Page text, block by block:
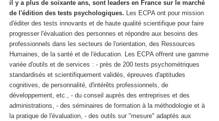
il y a plus de soixante ans, sont leaders en France sur le marché
de l'édition des tests psychologiques. Les ECPA ont pour mission
d'éditer des tests innovants et de haute qualité scientifique pour faire
progresser l'évaluation des personnes et répondre aux besoins des
professionnels dans les secteurs de l'orientation, des Ressources
Humaines, de la santé et de l'éducation. Les ECPA offrent une gamme
variée d'outils et de services : - près de 200 tests psychométriques
standardisés et scientifiquement validés, épreuves d'aptitudes
cognitives, de personnalité, d'intérêts professionnels, de
développement, etc., - du conseil auprès des entreprises et des
administrations, - des séminaires de formation à la méthodologie et à
la pratique de l'évaluation, - des outils sur "mesure" adaptés aux